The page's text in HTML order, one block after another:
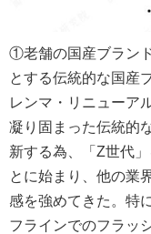
①老舗の国産ブラン
とする伝統的な国産
レンマ・リニューア
凝り固まった伝統的
新する為、「Z世代
とに始まり、他の業
感を強めてきた。特
フラインでのフラッ